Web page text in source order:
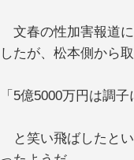
文春の性加害報道
したが、松本側から
「5億5000万円は調
と笑い飛ばしたと